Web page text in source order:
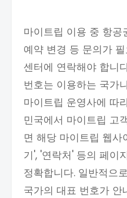
마이트립 이용 중 항공
예약 변경 등 문의가
센터에 연락해야 합니
번호는 이용하는 국가
마이트립 운영사에 따
민국에서 마이트립 고
면 해당 마이트립 웹사
기', '연락처' 등의 페이
정확합니다. 일반적으
국가의 대표 번호가 안